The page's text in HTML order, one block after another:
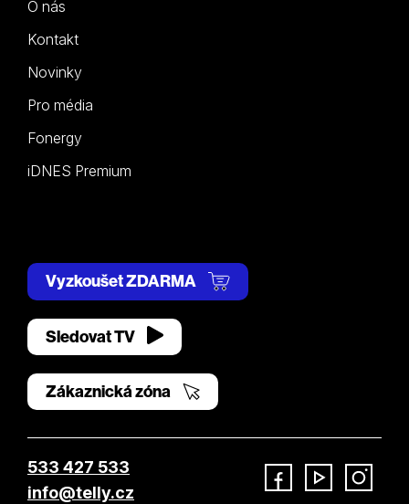
O nás
Kontakt
Novinky
Pro média
Fonergy
iDNES Premium
Vyzkoušet ZDARMA
Sledovat TV
Zákaznická zóna
533 427 533
info@telly.cz